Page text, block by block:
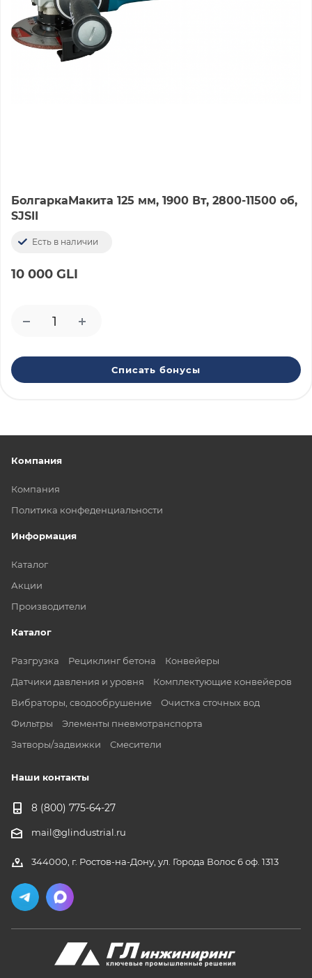
БолгаркаМакита 125 мм, 1900 Вт, 2800-11500 об,
SJSII
Есть в наличии
10 000 GLI
Списать бонусы
Компания
Компания
Политика конфеденциальности
Информация
Каталог
Акции
Производители
Каталог
Разгрузка Рециклинг бетона
Конвейеры
Датчики давления и уровня
Комплектующие конвейеров
Вибраторы, сводообрушение
Очистка сточных вод
Фильтры
Элементы пневмотранспорта
Затворы/задвижки
Смесители
Наши контакты
8 (800) 775-64-27
mail@glindustrial.ru
344000, г. Ростов-на-Дону, ул. Города Волос 6 оф. 1313